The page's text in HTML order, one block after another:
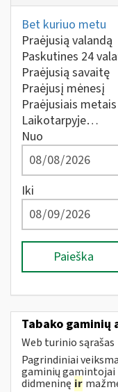
Bet kuriuo metu
Praėjusią valandą
Paskutines 24
Praėjusią savaitę
Praėjusį mėnesį
Praėjusiais metais
Laikotarpyje…
Nuo
Iki
Paieška
Tabako gaminių
Web turinio sąrašas
Pagrindiniai
gaminių gamintojai
didmeninę ir